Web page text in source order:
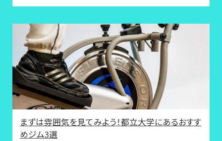
まずは雰囲気を見てみよう！都立大学にあるおすす
めジム3選